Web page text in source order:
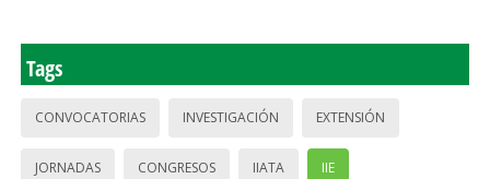
Tags
CONVOCATORIAS INVESTIGACIÓN EXTENSIÓN
JORNADAS CONGRESOS IIATA IIE